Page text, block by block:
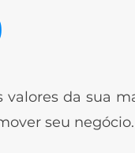
valores da sua
seu negócio.